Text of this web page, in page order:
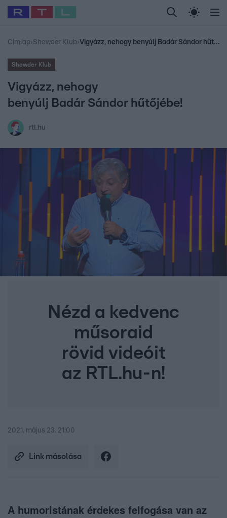
Legfrissebb RTL Híradó Randi Celeb vagyok,
Babits Marcella Most Wanted Gallusz
Címlap›Showder Klub› Vigyázz, nehogy benyúlj Badár Sándor hűtőjébe!
Showder Klub
Vigyázz, nehogy
benyúlj Badár Sándor hűtőjébe!
rtl.hu
Nézd a kedvenc
műsoraid
rövid videóit
az RTL.hu-n!
2021. május 23. 21:00
Link másolása
A humoristának érdekes felfogása van az